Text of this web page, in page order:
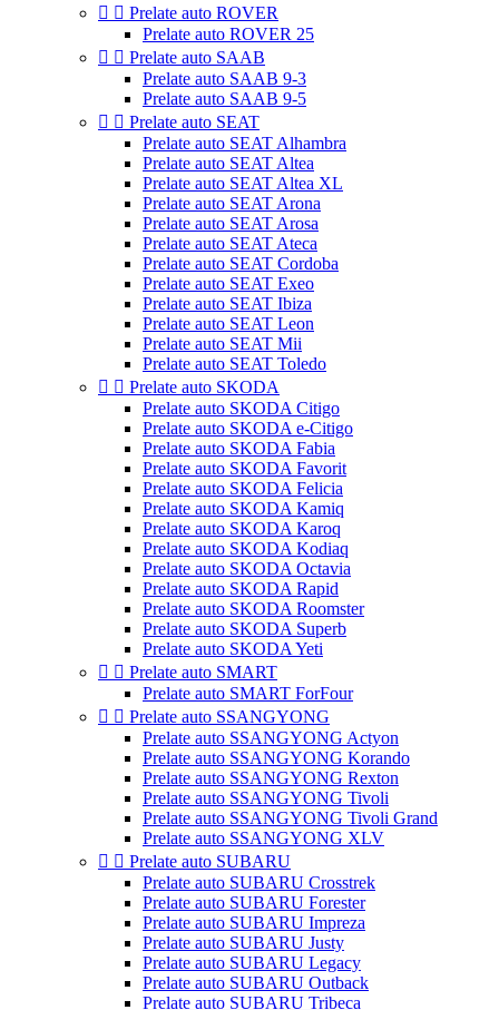
  Prelate auto ROVER
Prelate auto ROVER 25
  Prelate auto SAAB
Prelate auto SAAB 9-3
Prelate auto SAAB 9-5
  Prelate auto SEAT
Prelate auto SEAT Alhambra
Prelate auto SEAT Altea
Prelate auto SEAT Altea XL
Prelate auto SEAT Arona
Prelate auto SEAT Arosa
Prelate auto SEAT Ateca
Prelate auto SEAT Cordoba
Prelate auto SEAT Exeo
Prelate auto SEAT Ibiza
Prelate auto SEAT Leon
Prelate auto SEAT Mii
Prelate auto SEAT Toledo
  Prelate auto SKODA
Prelate auto SKODA Citigo
Prelate auto SKODA e-Citigo
Prelate auto SKODA Fabia
Prelate auto SKODA Favorit
Prelate auto SKODA Felicia
Prelate auto SKODA Kamiq
Prelate auto SKODA Karoq
Prelate auto SKODA Kodiaq
Prelate auto SKODA Octavia
Prelate auto SKODA Rapid
Prelate auto SKODA Roomster
Prelate auto SKODA Superb
Prelate auto SKODA Yeti
  Prelate auto SMART
Prelate auto SMART ForFour
  Prelate auto SSANGYONG
Prelate auto SSANGYONG Actyon
Prelate auto SSANGYONG Korando
Prelate auto SSANGYONG Rexton
Prelate auto SSANGYONG Tivoli
Prelate auto SSANGYONG Tivoli Grand
Prelate auto SSANGYONG XLV
  Prelate auto SUBARU
Prelate auto SUBARU Crosstrek
Prelate auto SUBARU Forester
Prelate auto SUBARU Impreza
Prelate auto SUBARU Justy
Prelate auto SUBARU Legacy
Prelate auto SUBARU Outback
Prelate auto SUBARU Tribeca